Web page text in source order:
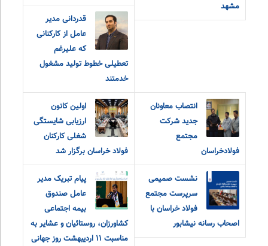
مشهد
قدردانی مدیر
عامل از کارکنانی
که علیرغم
تعطیلی خطوط تولید مشغول
خدمتند
انتصاب معاونان
جدید شرکت
مجتمع
فولادخراسان
اولین کانون
ارزیابی شایستگی
شغلی کارکنان
فولاد خراسان برگزار شد
نشست صمیمی
سرپرست مجتمع
فولاد خراسان با
اصحاب رسانه نیشابور
پیام تبریک مدیر
عامل صندوق
بیمه اجتماعی
کشاورزان، روستائیان و عشایر به
مناسبت ۱۱ اردیبهشت روز جهانی